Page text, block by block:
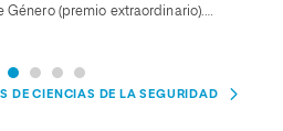
Género (premio extraordinario).…
DE CIENCIAS DE LA SEGURIDAD